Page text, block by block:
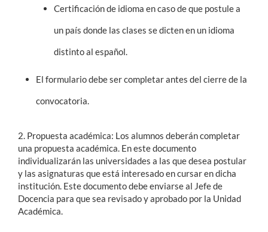
Certificación de idioma en caso de que postule a
un país donde las clases se dicten en un idioma
distinto al español.
El formulario debe ser completar antes del cierre de la
convocatoria.
2. Propuesta académica: Los alumnos deberán completar
una propuesta académica. En este documento
individualizarán las universidades a las que desea postular
y las asignaturas que está interesado en cursar en dicha
institución. Este documento debe enviarse al Jefe de
Docencia para que sea revisado y aprobado por la Unidad
Académica.